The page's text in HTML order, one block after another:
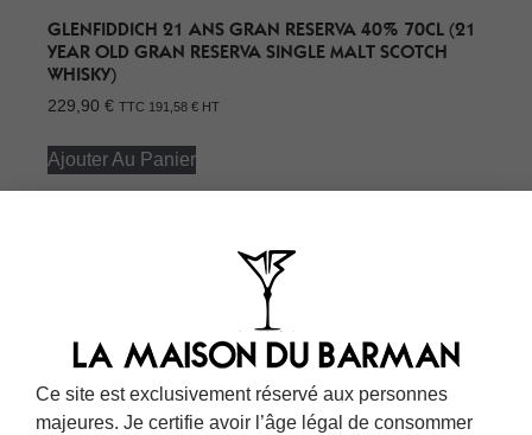
GLENFIDDICH 21 ANS GRAN RESERVA 40% 70CL (21
YEAR OLD GRAN RESERVA SINGLE MALT SCOTCH
WHISKY)
229,90 € TTC 191,58 € HT
Ajouter Au Panier
Ce site est exclusivement réservé aux personnes
majeures. Je certifie avoir l’âge légal de consommer